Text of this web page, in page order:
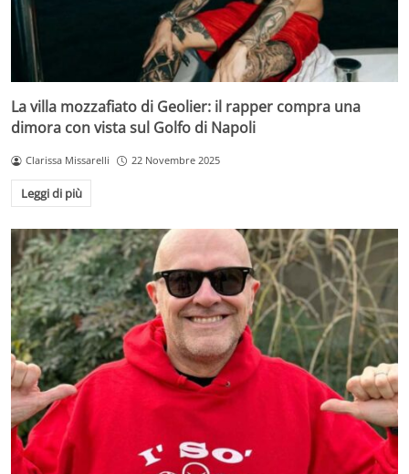
La villa mozzafiato di Geolier: il rapper compra una
dimora con vista sul Golfo di Napoli
Clarissa Missarelli 22 Novembre 2025
Leggi di più